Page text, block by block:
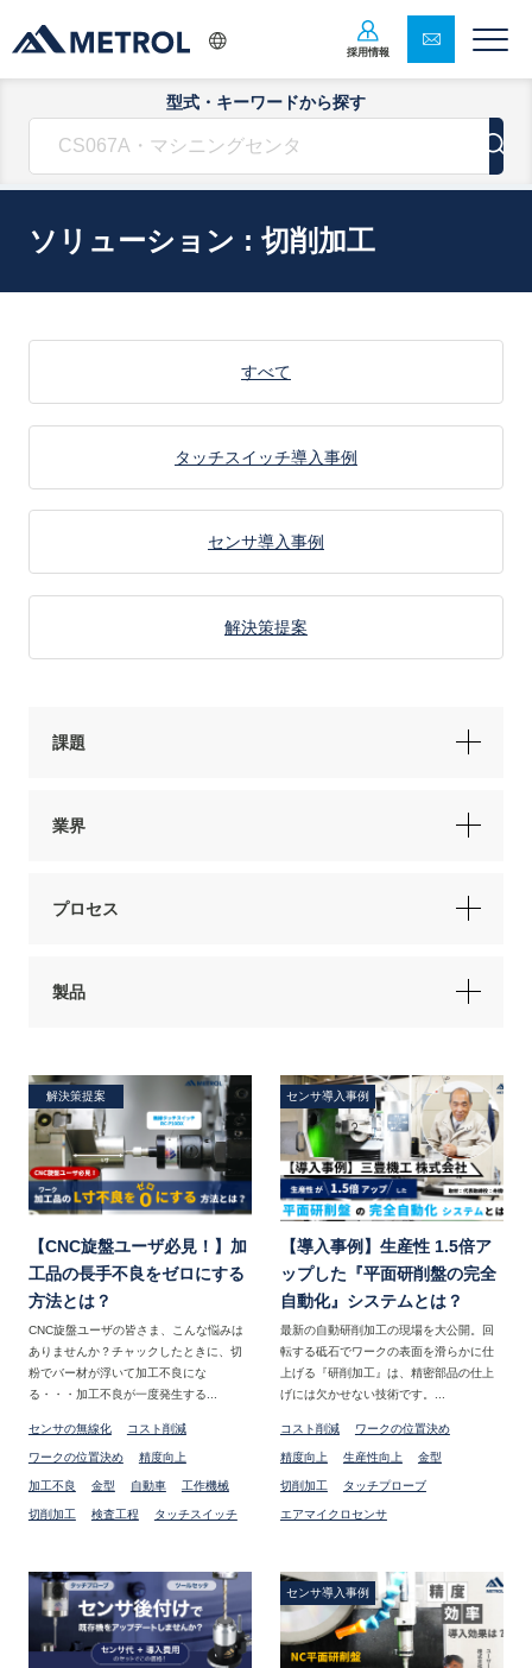
採用情報
型式・キーワードから探す
ソリューション : 切削加工
すべて
タッチスイッチ導入事例
センサ導入事例
解決策提案
課題
業界
プロセス
製品
解決策提案
【CNC旋盤ユーザ必見！】加
工品の長手不良をゼロにする
方法とは？
CNC旋盤ユーザの皆さま、こんな悩みは
ありませんか？チャックしたときに、切
粉でバー材が浮いて加工不良にな
る・・・加工不良が一度発生する...
センサの無線化 コスト削減
ワークの位置決め 精度向上
加工不良 金型 自動車 工作機械
切削加工 検査工程 タッチスイッチ
センサ導入事例
【導入事例】生産性 1.5倍ア
ップした『平面研削盤の完全
自動化』システムとは？
最新の自動研削加工の現場を大公開。回
転する砥石でワークの表面を滑らかに仕
上げる『研削加工』は、精密部品の仕上
げには欠かせない技術です。...
コスト削減 ワークの位置決め
精度向上 生産性向上 金型
切削加工 タッチプローブ
エアマイクロセンサ
センサ導入事例